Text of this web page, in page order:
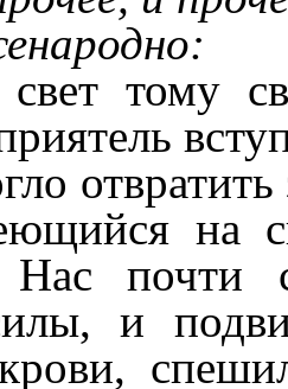
тому
на
почти
и